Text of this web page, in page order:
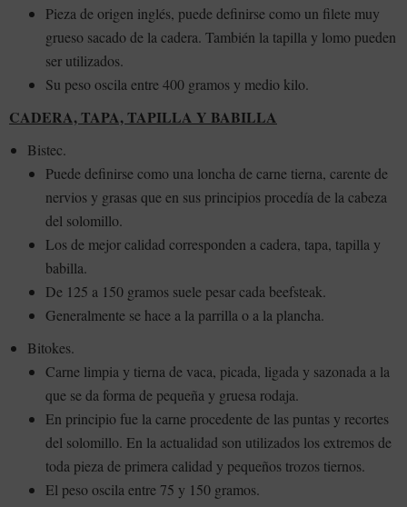
Pieza de origen inglés, puede definirse como un filete muy
grueso sacado de la cadera. También la tapilla y lomo pueden
ser utilizados.
Su peso oscila entre 400 gramos y medio kilo.
CADERA, TAPA, TAPILLA Y BABILLA
Bistec.
Puede definirse como una loncha de carne tierna, carente de
nervios y grasas que en sus principios procedía de la cabeza
del solomillo.
Los de mejor calidad corresponden a cadera, tapa, tapilla y
babilla.
De 125 a 150 gramos suele pesar cada beefsteak.
Generalmente se hace a la parrilla o a la plancha.
Bitokes.
Carne limpia y tierna de vaca, picada, ligada y sazonada a la
que se da forma de pequeña y gruesa rodaja.
En principio fue la carne procedente de las puntas y recortes
del solomillo. En la actualidad son utilizados los extremos de
toda pieza de primera calidad y pequeños trozos tiernos.
El peso oscila entre 75 y 150 gramos.